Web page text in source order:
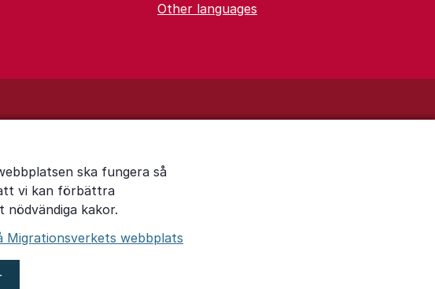
ska fungera så
vi kan förbättra
nödvändiga kakor.
Migrationsverkets webbplats
Other languages